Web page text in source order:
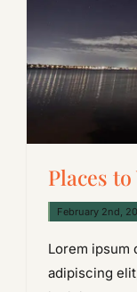
Places
February 2nd,
Lorem ipsum
adipiscing